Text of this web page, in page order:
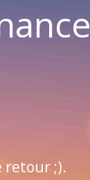
retour ;).